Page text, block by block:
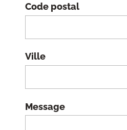
Code postal
Ville
Message